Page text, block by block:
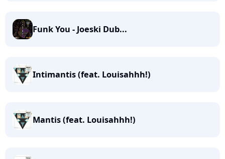
Funk You - Joeski Dub...
Intimantis (feat. Louisahhh!)
Mantis (feat. Louisahhh!)